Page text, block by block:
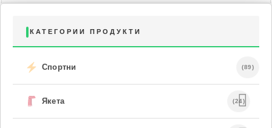
КАТЕГОРИИ ПРОДУКТИ
Спортни (89)
Якета (24)